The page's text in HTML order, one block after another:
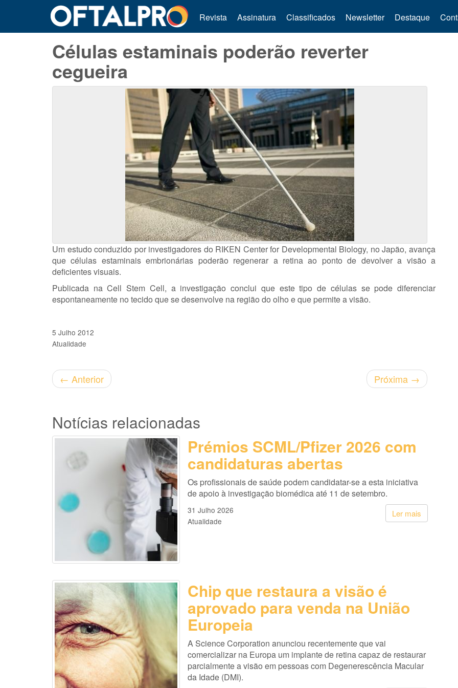
Revista Assinatura Classificados Newsletter Destaque
Células estaminais poderão reverter
cegueira
Um estudo conduzido por investigadores do RIKEN Center for Developmental Biology, no Japão, avança
que células estaminais embrionárias poderão regenerar a retina ao ponto de devolver a visão a
deficientes visuais.
Publicada na Cell Stem Cell, a investigação conclui que este tipo de células se pode diferenciar
espontaneamente no tecido que se desenvolve na região do olho e que permite a visão.
5 Julho 2012
Atualidade
← Anterior Próxima →
Notícias relacionadas
Prémios SCML/Pfizer 2026 com
candidaturas abertas
Os profissionais de saúde podem candidatar-se a esta iniciativa
de apoio à investigação biomédica até 11 de setembro.
Ler mais
31 Julho 2026
Atualidade
Chip que restaura a visão é
aprovado para venda na União
Europeia
A Science Corporation anunciou recentemente que vai
comercializar na Europa um implante de retina capaz de restaurar
parcialmente a visão em pessoas com Degenerescência Macular
da Idade (DMI).